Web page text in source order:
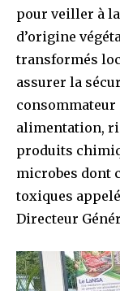
pour veiller à
d’origine
transformés
assurer la
consommateur
alimentation,
produits
microbes dont
toxiques
Directeur